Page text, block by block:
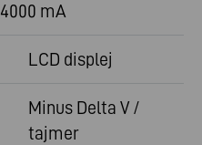
4000 mA
LCD displej
Minus Delta V /
tajmer